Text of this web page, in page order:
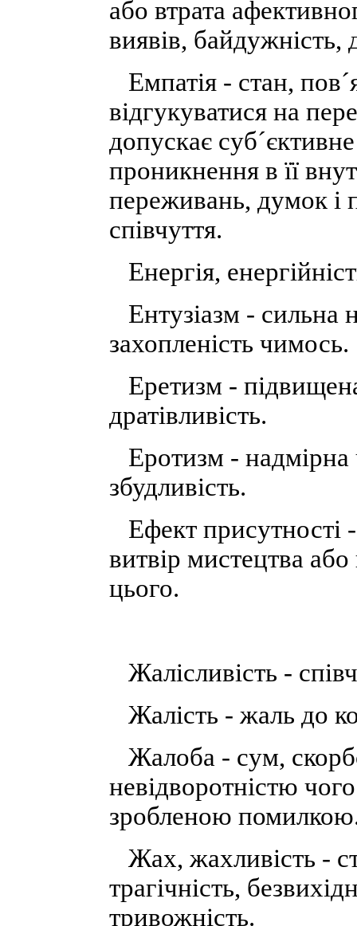
або втрата
виявів, байдужність,
Емпатія - стан,
відгукуватися на
допускає
проникнення в її
переживань, думок і
співчуття.
Енергія,
Ентузіазм - сильна
захопленість чимось.
Еретизм -
дратівливість.
Еротизм - надмірна
збудливість.
Ефект присутності
витвір мистецтва
цього.
Жалісливість -
Жалість - жаль до
Жалоба - сум,
невідворотністю
зробленою помилкою.
Жах, жахливість -
трагічність,
тривожність.